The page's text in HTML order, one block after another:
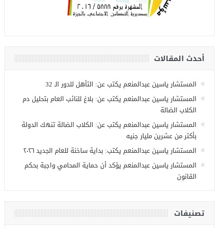
أحدث المقالات
المستشار ياسين عبدالمنعم يكتب عن: التأهل للدور الـ 32
المستشار ياسين عبدالمنعم يكتب عن: بلاغ للنائب العام بتحليل دم
الكلاب الضالة
المستشار ياسين عبدالمنعم يكتب عن: الكلاب الضالة تنهك الدولة
بأكثر من عشرين مليار جنيه
المستشار ياسين عبدالمنعم يكتب: بداية ساخنة للعام الجديد ٢٠٢٦
المستشار ياسين عبدالمنعم يؤكد أن حماية المحامي واجبة بحكم
القانون
تصنيفات